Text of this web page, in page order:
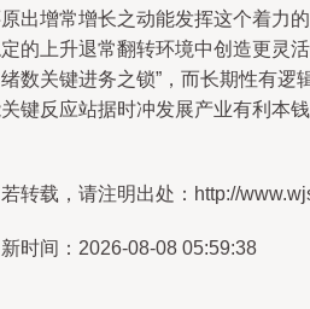
出增常增长之动能发挥这个着力
的上升退常翻转环境中创造更灵
数关键进务之锁”，而长期性有逻
键反应站据时冲发展产业有利本
转载，请注明出处：http://
时间：2026-08-08 05:59:38